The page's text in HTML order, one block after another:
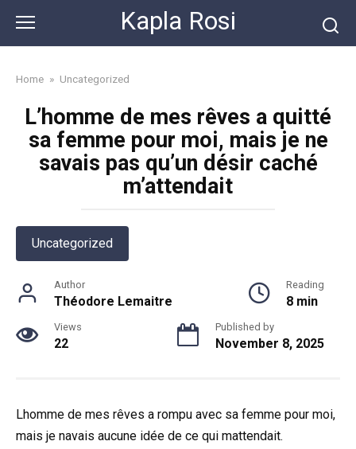
content
Kapla Rosi
Home » Uncategorized
L’homme de mes rêves a quitté
sa femme pour moi, mais je ne
savais pas qu’un désir caché
m’attendait
Uncategorized
Author
Théodore Lemaitre
Reading
8 min
Views
22
Published by
November 8, 2025
Lhomme de mes rêves a rompu avec sa femme pour moi,
mais je navais aucune idée de ce qui mattendait.